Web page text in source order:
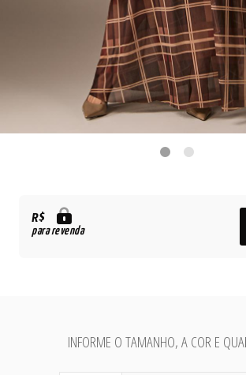
R$
para revenda
INFORME O TAMANHO, A COR E